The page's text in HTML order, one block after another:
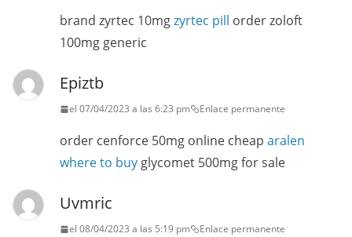
brand zyrtec 10mgzyrtec pill order zoloft
100mg generic
Epiztb
el 07/04/2023 a las 6:23 pm Enlace permanente
order cenforce 50mg online cheap aralen
where to buy glycomet 500mg for sale
Uvmric
el 08/04/2023 a las 5:19 pm Enlace permanente